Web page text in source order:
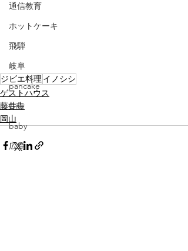
通信教育
ホットケーキ
飛騨
岐阜
pancake
Gifu
baby
広島
ジビエ料理 イノシシ
ゲストハウス
藤井寺
岡山